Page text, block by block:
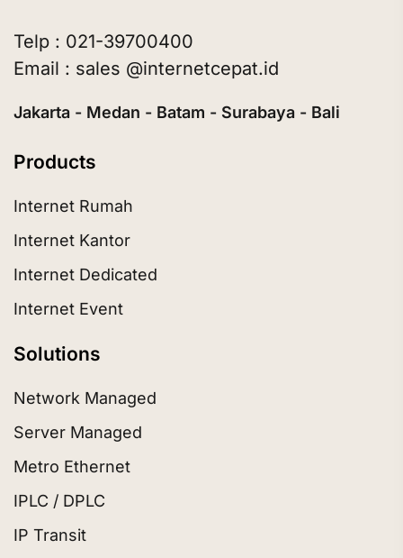
Telp : 021-39700400
Email : sales @internetcepat.id
Jakarta - Medan - Batam - Surabaya - Bali
Products
Internet Rumah
Internet Kantor
Internet Dedicated
Internet Event
Solutions
Network Managed
Server Managed
Metro Ethernet
IPLC / DPLC
IP Transit